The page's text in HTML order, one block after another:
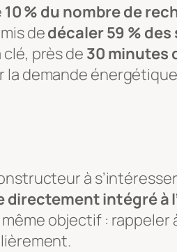
10 % du nombre de
dedécaler 59 %
près de 30 minutes
demande
à
directement intégré à
objectif : rappeler